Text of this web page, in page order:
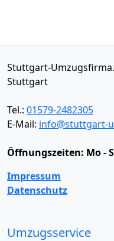
Stuttgart-
Stuttgart
Tel.: 01579-2482305
E-Mail: info@stuttgart-
Öffnungszeiten: Mo -
Impressum
Datenschutz
Umzugsservice